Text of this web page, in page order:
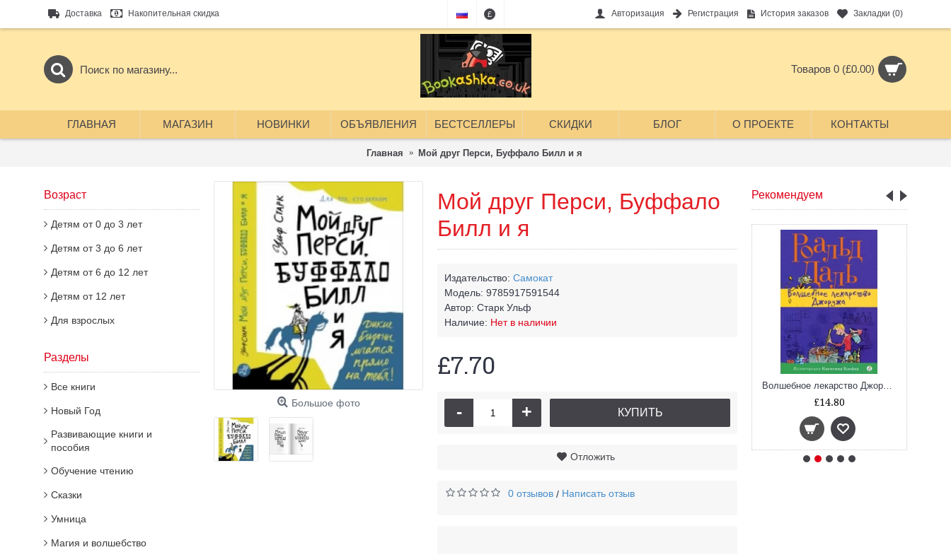
Доставка Накопительная скидка £ Авторизация Регистрация История заказов Закладки (0)
Товаров 0 (£0.00)
ГЛАВНАЯ МАГАЗИН НОВИНКИ ОБЪЯВЛЕНИЯ БЕСТСЕЛЛЕРЫ СКИДКИ БЛОГ О ПРОЕКТЕ КОНТАКТЫ
Главная Мой друг Перси, Буффало Билл и я
Возраст
Детям от 0 до 3 лет
Детям от 3 до 6 лет
Детям от 6 до 12 лет
Детям от 12 лет
Для взрослых
Разделы
Все книги
Новый Год
Развивающие книги и
пособия
Обучение чтению
Сказки
Умница
Магия и волшебство
Рекомендуем
£14.80
Волшебное лекарство Джорджа
£14.80
Большое фото
Мой друг Перси, Буффало
Билл и я
Издательство: Самокат
Модель: 9785917591544
Автор: Старк Ульф
Наличие: Нет в наличии
£7.70
- + КУПИТЬ
Отложить
0 отзывов / Написать отзыв